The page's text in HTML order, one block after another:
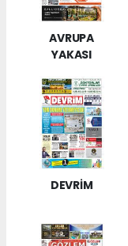
AVRUPA
YAKASI
DEVRİM